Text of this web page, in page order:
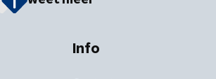
Info